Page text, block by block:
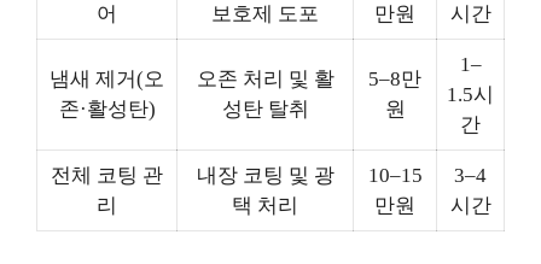
어
보호제 도포
만원
시간
냄새 제거(오
존·활성탄)
오존 처리 및 활
성탄 탈취
5–8만
원
1–
1.5시
간
전체 코팅 관
리
내장 코팅 및 광
택 처리
10–15
만원
3–4
시간